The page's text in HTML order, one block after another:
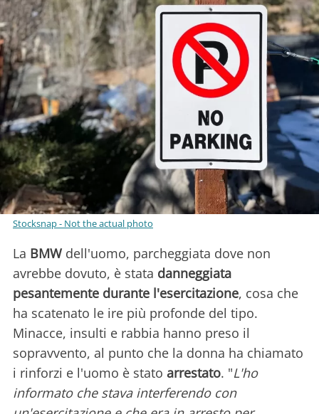
Stocksnap - Not the actual photo
La BMW dell'uomo, parcheggiata dove non
avrebbe dovuto, è stata danneggiata
pesantemente durante l'esercitazione, cosa che
ha scatenato le ire più profonde del tipo.
Minacce, insulti e rabbia hanno preso il
sopravvento, al punto che la donna ha chiamato
i rinforzi e l'uomo è stato arrestato. "L'ho
informato che stava interferendo con